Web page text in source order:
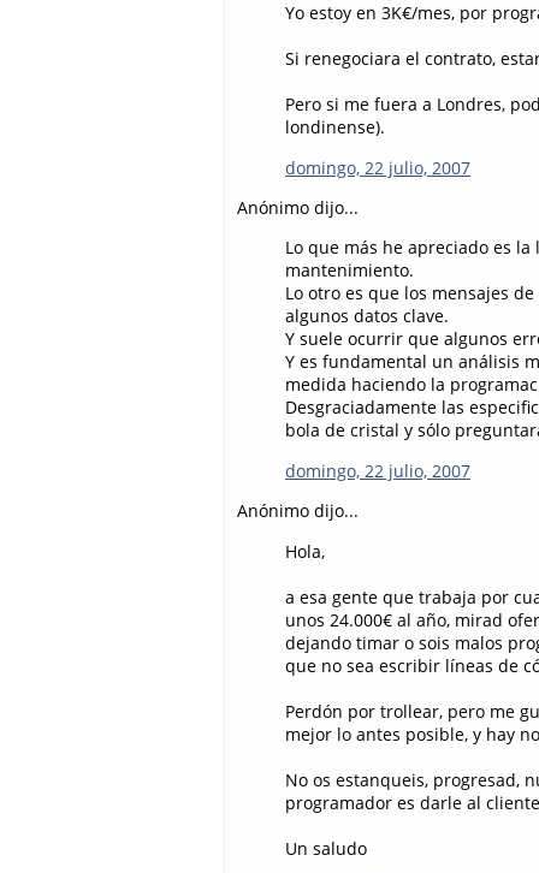
Yo estoy en 3K€/mes, por
Si renegociara el contrato,
Pero si me fuera a Londres,
londinense).
domingo, 22 julio, 2007
Anónimo dijo...
Lo que más he apreciado es
mantenimiento.
Lo otro es que los mensajes
algunos datos clave.
Y suele ocurrir que algunos
Y es fundamental un análisis
medida haciendo la
Desgraciadamente las
bola de cristal y sólo
domingo, 22 julio, 2007
Anónimo dijo...
Hola,
a esa gente que trabaja por
unos 24.000€ al año, mirad
dejando timar o sois malos
que no sea escribir líneas de
Perdón por trollear, pero me
mejor lo antes posible, y hay
No os estanqueis, progresad,
programador es darle al
Un saludo